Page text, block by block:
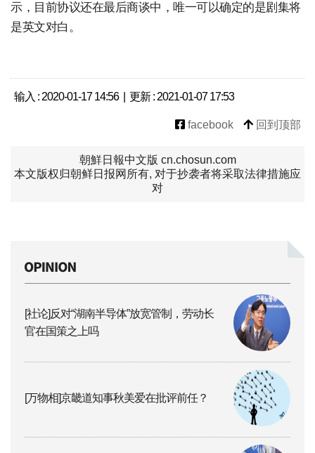
示，目前协议还在最后商谈中，唯一可以确定的是剧集将
是英文对白。
输入 : 2020-01-17 14:56 | 更新 : 2021-01-07 17:53
facebook 回到顶部
朝鮮日報中文版 cn.chosun.com
本文版权归朝鲜日报网所有, 对于抄袭者将采取法律措施应
对
[社论]反对“湖南半导体”放宽管制，劳动长
官在国策之上吗
[万物相]京畿道知事秋美爱在批评前任？